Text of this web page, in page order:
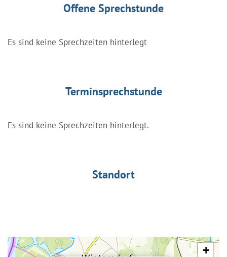
Offene Sprechstunde
Es sind keine Sprechzeiten hinterlegt
Terminsprechstunde
Es sind keine Sprechzeiten hinterlegt.
Standort
+